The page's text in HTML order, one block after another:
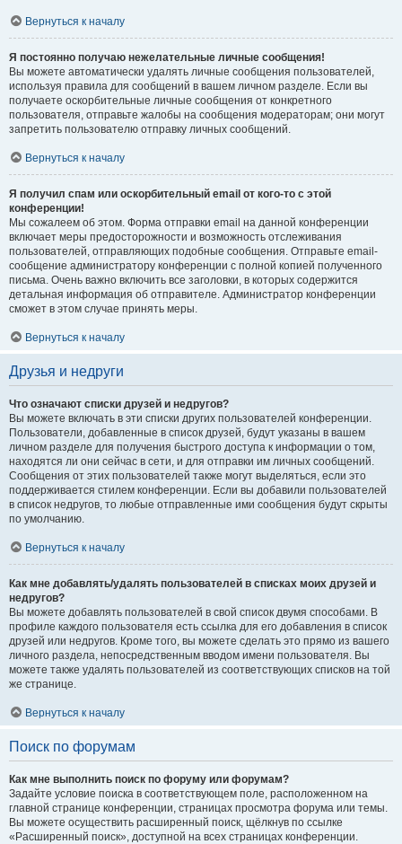
Вернуться к началу
Я постоянно получаю нежелательные личные сообщения!
Вы можете автоматически удалять личные сообщения пользователей,
используя правила для сообщений в вашем личном разделе. Если вы
получаете оскорбительные личные сообщения от конкретного
пользователя, отправьте жалобы на сообщения модераторам; они могут
запретить пользователю отправку личных сообщений.
Вернуться к началу
Я получил спам или оскорбительный email от кого-то с этой
конференции!
Мы сожалеем об этом. Форма отправки email на данной конференции
включает меры предосторожности и возможность отслеживания
пользователей, отправляющих подобные сообщения. Отправьте email-
сообщение администратору конференции с полной копией полученного
письма. Очень важно включить все заголовки, в которых содержится
детальная информация об отправителе. Администратор конференции
сможет в этом случае принять меры.
Вернуться к началу
Друзья и недруги
Что означают списки друзей и недругов?
Вы можете включать в эти списки других пользователей конференции.
Пользователи, добавленные в список друзей, будут указаны в вашем
личном разделе для получения быстрого доступа к информации о том,
находятся ли они сейчас в сети, и для отправки им личных сообщений.
Сообщения от этих пользователей также могут выделяться, если это
поддерживается стилем конференции. Если вы добавили пользователей
в список недругов, то любые отправленные ими сообщения будут скрыты
по умолчанию.
Вернуться к началу
Как мне добавлять/удалять пользователей в списках моих друзей и
недругов?
Вы можете добавлять пользователей в свой список двумя способами. В
профиле каждого пользователя есть ссылка для его добавления в список
друзей или недругов. Кроме того, вы можете сделать это прямо из вашего
личного раздела, непосредственным вводом имени пользователя. Вы
можете также удалять пользователей из соответствующих списков на той
же странице.
Вернуться к началу
Поиск по форумам
Как мне выполнить поиск по форуму или форумам?
Задайте условие поиска в соответствующем поле, расположенном на
главной странице конференции, страницах просмотра форума или темы.
Вы можете осуществить расширенный поиск, щёлкнув по ссылке
«Расширенный поиск», доступной на всех страницах конференции.